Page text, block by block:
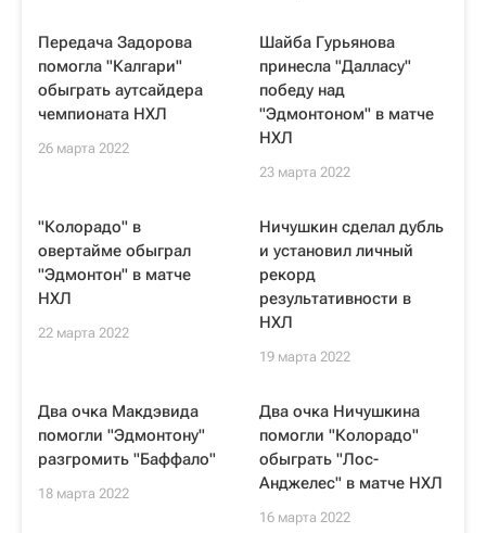
Передача Задорова
помогла "Калгари"
обыграть аутсайдера
чемпионата НХЛ
26 марта 2022
Шайба Гурьянова
принесла "Далласу"
победу над
"Эдмонтоном" в матче
НХЛ
23 марта 2022
"Колорадо" в
овертайме обыграл
"Эдмонтон" в матче
НХЛ
22 марта 2022
Ничушкин сделал дубль
и установил личный
рекорд
результативности в
НХЛ
19 марта 2022
Два очка Макдэвида
помогли "Эдмонтону"
разгромить "Баффало"
18 марта 2022
Два очка Ничушкина
помогли "Колорадо"
обыграть "Лос-
Анджелес" в матче НХЛ
16 марта 2022